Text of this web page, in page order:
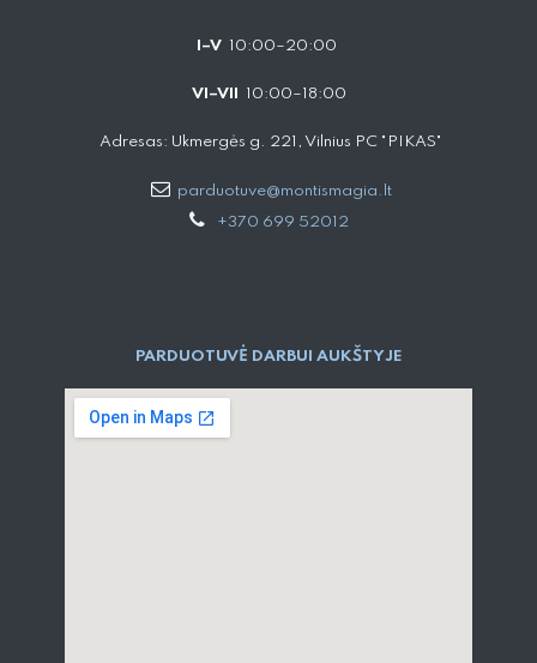
I–V 10:00–20:00
VI–VII 10:00–18:00
Adresas: Ukmergės g. 221, Vilnius PC "PIKAS"
parduotuve@montismagia.lt
+370 699 52012
PARDUOTUVĖ DARBUI AUKŠTYJE